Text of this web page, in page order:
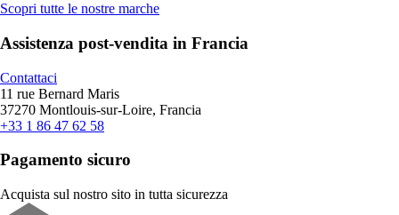
Scopri tutte le nostre marche
Assistenza post-vendita in Francia
Contattaci
11 rue Bernard Maris
37270 Montlouis-sur-Loire, Francia
+33 1 86 47 62 58
Pagamento sicuro
Acquista sul nostro sito in tutta sicurezza